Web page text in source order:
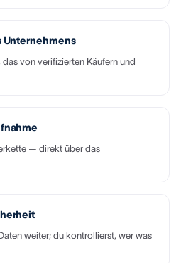
Unternehmens
von verifizierten Käufern und
— direkt über das
weiter; du kontrollierst, wer was